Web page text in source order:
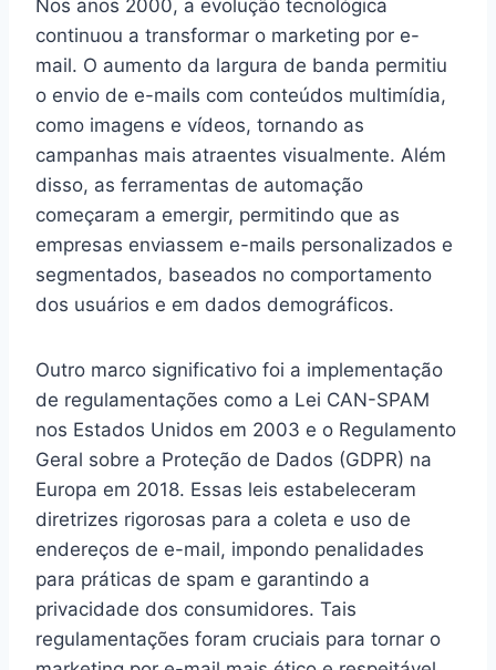
Nos anos 2000, a evolução tecnológica
continuou a transformar o marketing por e-
mail. O aumento da largura de banda permitiu
o envio de e-mails com conteúdos multimídia,
como imagens e vídeos, tornando as
campanhas mais atraentes visualmente. Além
disso, as ferramentas de automação
começaram a emergir, permitindo que as
empresas enviassem e-mails personalizados e
segmentados, baseados no comportamento
dos usuários e em dados demográficos.
Outro marco significativo foi a implementação
de regulamentações como a Lei CAN-SPAM
nos Estados Unidos em 2003 e o Regulamento
Geral sobre a Proteção de Dados (GDPR) na
Europa em 2018. Essas leis estabeleceram
diretrizes rigorosas para a coleta e uso de
endereços de e-mail, impondo penalidades
para práticas de spam e garantindo a
privacidade dos consumidores. Tais
regulamentações foram cruciais para tornar o